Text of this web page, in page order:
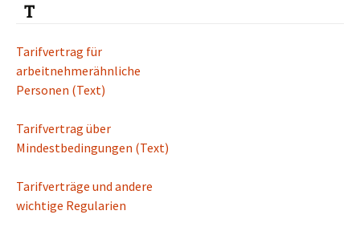
T
Tarifvertrag für
arbeitnehmerähnliche
Personen (Text)
Tarifvertrag über
Mindestbedingungen (Text)
Tarifverträge und andere
wichtige Regularien